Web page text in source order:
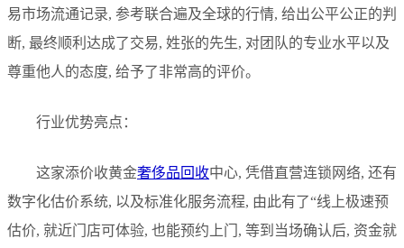
易市场流通记录, 参考联合遍及全球的行情, 给出公平公正的判
断, 最终顺利达成了交易, 姓张的先生, 对团队的专业水平以及
尊重他人的态度, 给予了非常高的评价。
行业优势亮点：
这家添价收黄金奢侈品回收中心, 凭借直营连锁网络, 还有
数字化估价系统, 以及标准化服务流程, 由此有了“线上极速预
估价, 就近门店可体验, 也能预约上门, 等到当场确认后, 资金就